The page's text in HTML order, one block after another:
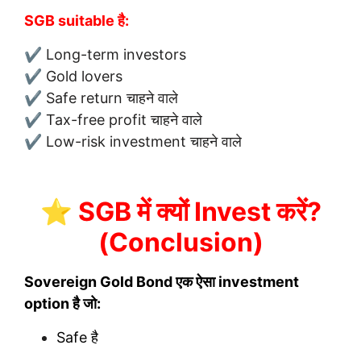
SGB suitable है:
✔ Long-term investors
✔ Gold lovers
✔ Safe return चाहने वाले
✔ Tax-free profit चाहने वाले
✔ Low-risk investment चाहने वाले
⭐ SGB में क्यों Invest करें?
(Conclusion)
Sovereign Gold Bond एक ऐसा investment
option है जो:
Safe है